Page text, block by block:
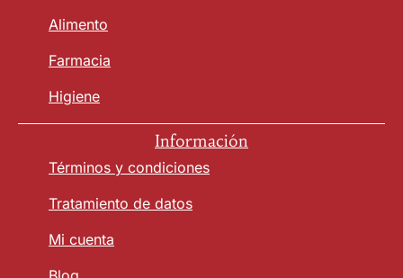
Alimento
Farmacia
Higiene
Información
Términos y condiciones
Tratamiento de datos
Mi cuenta